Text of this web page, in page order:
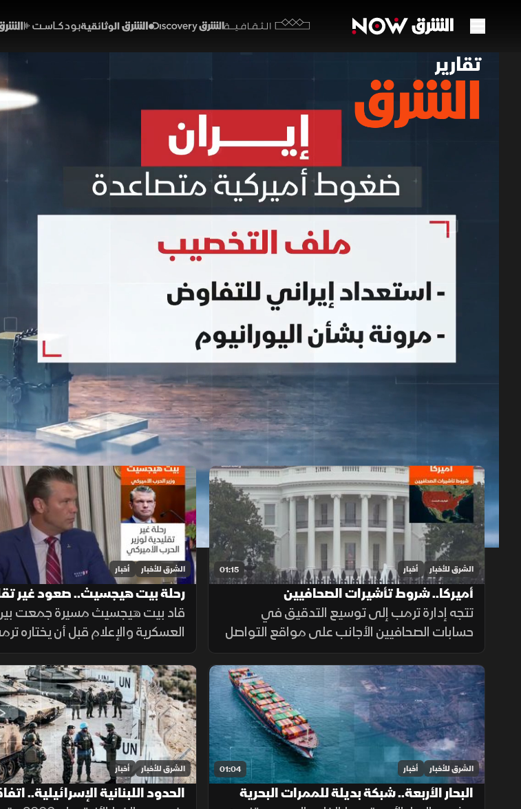
الثقافية
1x auto
إيران.. ضغوط أميركية
تقارير الشرق
تؤكد أميركا استمرار الضغط على إيران سياسياً
طهران إلى إبداء مرونة أكبر تجاه بعض الملفات
تشمل التوصل إلى اتفاق، أو مواصلة سياسة الحصار
المفاوضات.
برامج الشرق الإخبارية (ملحق) تقارير الشرق الولايات المتحدة دونالد ترمب
حلقات الموسم 2026
01:15 الشرق للأخبار أخبار
أميركا.. شروط تأشيرات الصحافيين
تتجه إدارة ترمب إلى توسيع التدقيق في
حسابات الصحافيين الأجانب على مواقع التواصل
الاجتماعي قبل منح تأشيرات العمل، ضمن
إجراءات أمنية جديدة، فيما لم تحدد الخارجية
الأميركية موعد بدء تطبيقها.
الشرق للأخبار أخبار
رحلة بيت هيجسيث.. صعود غير
قيادة البنتاجون
قاد بيت هيجسيث مسيرة جمعت
العسكرية والإعلام قبل أن يختاره
البنتاجون. ومنذ توليه المنصب،
بالجدل، من جلسات المصادقة إلى
وأزمة تسريب خطط عسكرية.
01:04 الشرق للأخبار أخبار
البحار الأربعة.. شبكة بديلة للممرات البحرية
الشرق للأخبار أخبار
الحدود اللبنانية الإسرائيلية..